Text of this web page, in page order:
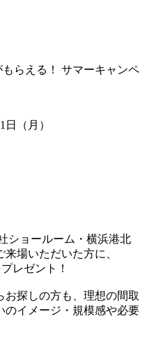
らえる！ サマーキャンペ
（月）
ショールーム・横浜港北
場いただいた方に、
レゼント！
探しの方も、理想の間取
のイメージ・規模感や必要